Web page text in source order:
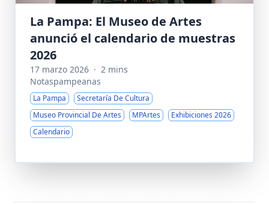
La Pampa: El Museo de Artes
anunció el calendario de muestras
2026
17 marzo 2026 · 2 mins
Notaspampeanas
La Pampa
Secretaría De Cultura
Museo Provincial De Artes
MPArtes
Exhibiciones 2026
Calendario